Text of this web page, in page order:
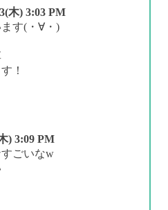
木) 3:03 PM
す(・∀・)
！
) 3:09 PM
ごいなw